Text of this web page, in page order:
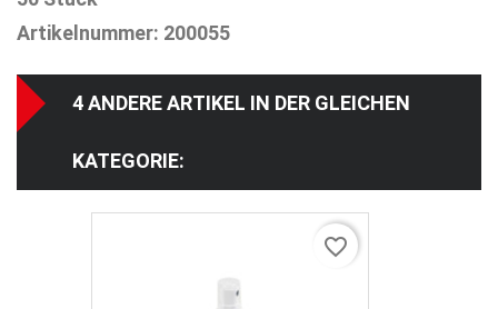
Artikelnummer: 200055
4 ANDERE ARTIKEL IN DER GLEICHEN
KATEGORIE:
favorite_border